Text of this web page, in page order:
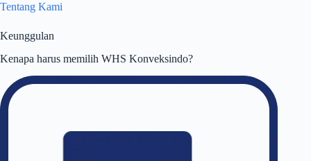
Tentang Kami
Keunggulan
Kenapa harus memilih WHS Konveksindo?